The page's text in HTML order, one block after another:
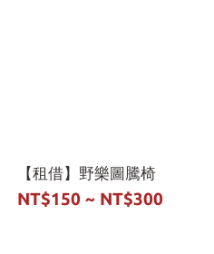
【租借】野樂圖騰椅
NT$150 ~ NT$300